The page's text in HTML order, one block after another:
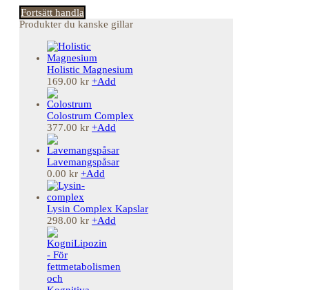
Fortsätt handla
Produkter du kanske gillar
Holistic Magnesium
169.00 kr +Add
Colostrum Complex
377.00 kr +Add
Lavemangspåsar
0.00 kr +Add
Lysin Complex Kapslar
298.00 kr +Add